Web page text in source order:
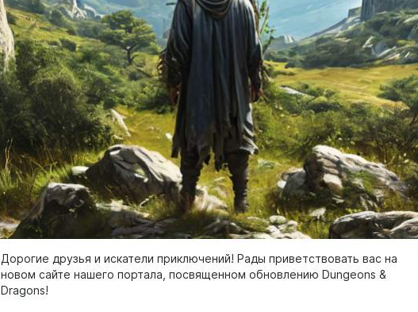
Дорогие друзья и искатели приключений! Рады приветствовать вас на
новом сайте нашего портала, посвященном обновлению Dungeons &
Dragons!